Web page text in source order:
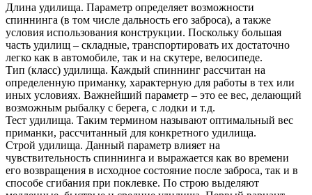
Длина удилища. Параметр определяет возможности
спиннинга (в том числе дальность его заброса), а также
условия использования конструкции. Поскольку большая
часть удилищ – складные, транспортировать их достаточно
легко как в автомобиле, так и на скутере, велосипеде.
Тип (класс) удилища. Каждый спиннинг рассчитан на
определенную приманку, характерную для работы в тех или
иных условиях. Важнейший параметр – это ее вес, делающий
возможным рыбалку с берега, с лодки и т.д.
Тест удилища. Таким термином называют оптимальный вес
приманки, рассчитанный для конкретного удилища.
Строй удилища. Данный параметр влияет на
чувствительность спиннинга и выражается как во времени
его возвращения в исходное состояние после заброса, так и в
способе сгибания при поклевке. По строю выделяют